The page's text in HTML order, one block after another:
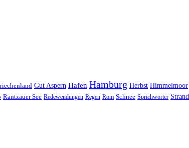
Gut Aspern Hafen Hamburg Herbst Himmelmoor
Rantzauer See Redewendungen Regen Rom Schnee Sprichwörter Strand